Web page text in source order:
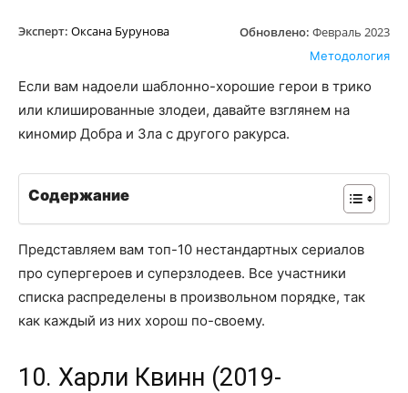
Эксперт: Оксана Бурунова Обновлено: Февраль 2023
Методология
Если вам надоели шаблонно-хорошие герои в трико
или клишированные злодеи, давайте взглянем на
киномир Добра и Зла с другого ракурса.
Содержание
Представляем вам топ-10 нестандартных сериалов
про супергероев и суперзлодеев. Все участники
списка распределены в произвольном порядке, так
как каждый из них хорош по-своему.
10. Харли Квинн (2019-